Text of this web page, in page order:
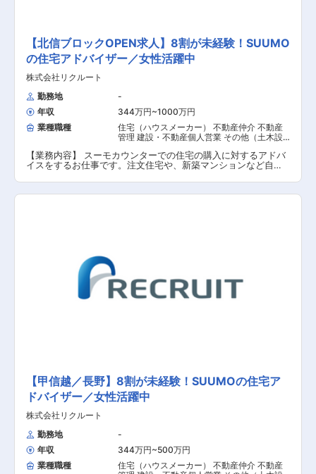
【北信ブロックOPEN求人】8割が未経験！SUUMO
の住宅アドバイザー／女性活躍中
株式会社リクルート
勤務地
-
年収
344万円~1000万円
業種職種
住宅（ハウスメーカー） 不動産仲介 不動産
管理 建設・不動産個人営業 その他（土木設
【業務内容】 スーモカウンターでの住宅の購入に対するアドバ
イスをするお仕事です。注文住宅や、新築マンションなど自社
宅をお調べし、デベロッパーと繋ぐ業務になりますので、中立
な立場から最適な住宅のご紹介が可能です。ご紹介できる物件
チームワークを活かして働くことが多いため、チームで何かを
成し遂げたいと考えている方におススメの求人です。また、年
間休日が130日もあり、産休希望者の取得が133％、再雇用制度
など女性のライフイベントにも沿った制度が整っております。
【甲信越／長野】8割が未経験！SUUMOの住宅ア
ドバイザー／女性活躍中
株式会社リクルート
勤務地
-
年収
344万円~500万円
業種職種
住宅（ハウスメーカー） 不動産仲介 不動産